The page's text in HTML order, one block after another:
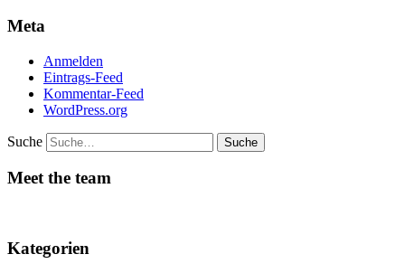
Meta
Anmelden
Eintrags-Feed
Kommentar-Feed
WordPress.org
Suche
Meet the team
Kategorien